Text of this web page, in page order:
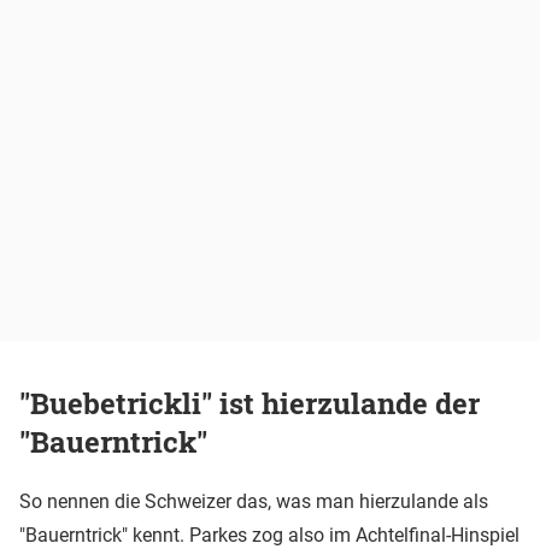
"Buebetrickli" ist hierzulande der
"Bauerntrick"
So nennen die Schweizer das, was man hierzulande als
"Bauerntrick" kennt. Parkes zog also im Achtelfinal-Hinspiel